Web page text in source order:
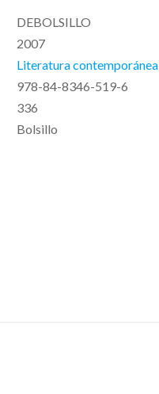
DEBOLSILLO
2007
Literatura
978-84-8346-519-6
336
Bolsillo